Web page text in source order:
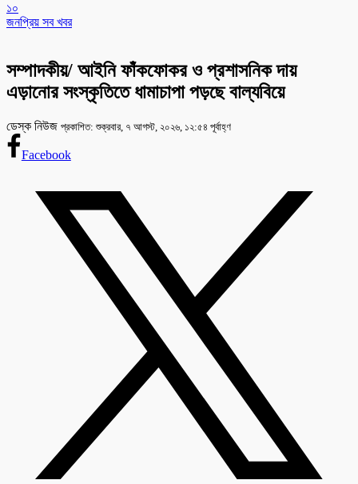
১০
জনপ্রিয় সব খবর
সম্পাদকীয়/ আইনি ফাঁকফোকর ও প্রশাসনিক দায়
এড়ানোর সংস্কৃতিতে ধামাচাপা পড়ছে বাল্যবিয়ে
ডেস্ক নিউজ প্রকাশিত: শুক্রবার, ৭ আগস্ট, ২০২৬, ১২:৫৪ পূর্বাহ্ণ
Facebook